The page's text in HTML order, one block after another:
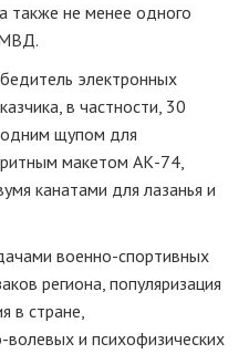
также не менее одного
электронных
в частности, 30
щупом для
макетом АК-74,
канатами для лазанья и
военно-спортивных
региона, популяризация
в стране,
и психофизических